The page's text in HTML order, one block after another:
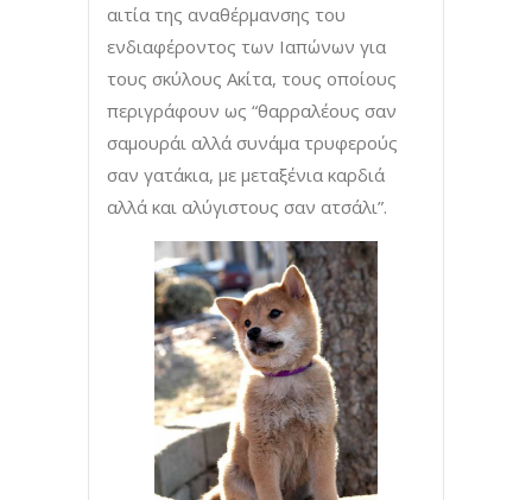
αιτία της αναθέρμανσης του
ενδιαφέροντος των Ιαπώνων για
τους σκύλους Ακίτα, τους οποίους
περιγράφουν ως “θαρραλέους σαν
σαμουράι αλλά συνάμα τρυφερούς
σαν γατάκια, με μεταξένια καρδιά
αλλά και αλύγιστους σαν ατσάλι”.